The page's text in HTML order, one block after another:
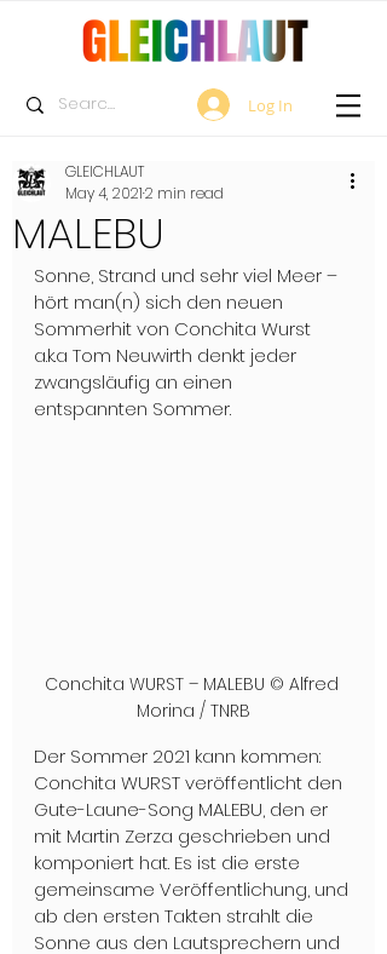
Log In
MALEBU
GLEICHLAUT
May 4, 20212 min read
Sonne, Strand und sehr viel Meer –
hört man(n) sich den neuen
Sommerhit von Conchita Wurst
a.k.a Tom Neuwirth denkt jeder
zwangsläufig an einen
entspannten Sommer.
Conchita WURST – MALEBU © Alfred
Morina / TNRB
Der Sommer 2021 kann kommen:
Conchita WURST veröffentlicht den
Gute-Laune-Song MALEBU, den er
mit Martin Zerza geschrieben und
komponiert hat. Es ist die erste
gemeinsame Veröffentlichung, und
ab den ersten Takten strahlt die
Sonne aus den Lautsprechern und